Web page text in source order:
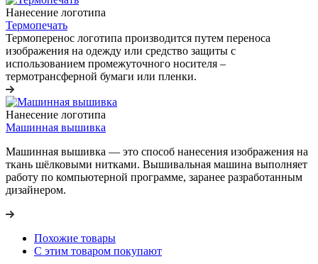
Нанесение логотипа
Термопечать
Термоперенос логотипа производится путем переноса
изображения на одежду или средство защиты с
использованием промежуточного носителя –
термотрансферной бумаги или пленки.
Нанесение логотипа
Машинная вышивка
Машинная вышивка — это способ нанесения изображения на
ткань шёлковыми нитками. Вышивальная машина выполняет
работу по компьютерной программе, заранее разработанным
дизайнером.
Похожие товары
С этим товаром покупают